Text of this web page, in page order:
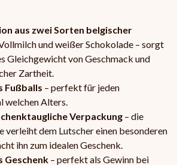
aus zwei Sorten belgischer
und weißer Schokolade – sorgt
Gleichgewicht von Geschmack und
Zartheit.
Fußballs – perfekt für jeden
welchen Alters.
Verpackung – die
verleiht dem Lutscher einen besonderen
ihn zum idealen Geschenk.
Geschenk – perfekt als Gewinn bei